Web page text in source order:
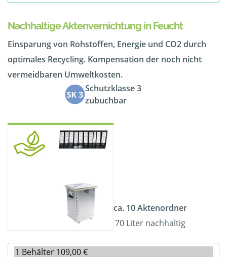
Nachhaltige Aktenvernichtung in Feucht
Einsparung von Rohstoffen, Energie und CO2 durch
optimales Recycling. Kompensation der noch nicht
vermeidbaren Umweltkosten.
Schutzklasse 3
zubuchbar
ca. 10 Aktenordner
70 Liter nachhaltig